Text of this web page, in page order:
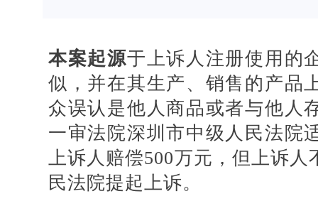
本案起源于上诉人注册使用的
似，并在其生产、销售的产品
众误认是他人商品或者与他人
一审法院深圳市中级人民法院
上诉人赔偿500万元，但上诉
民法院提起上诉。